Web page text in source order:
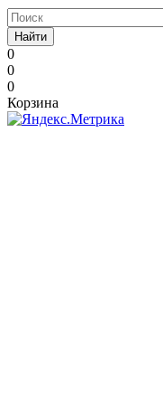
Найти
0
0
0
Корзина